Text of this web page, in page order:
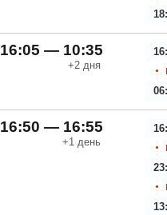
16:05 — 10:35
+2 дня
16:50 — 16:55
+1 день